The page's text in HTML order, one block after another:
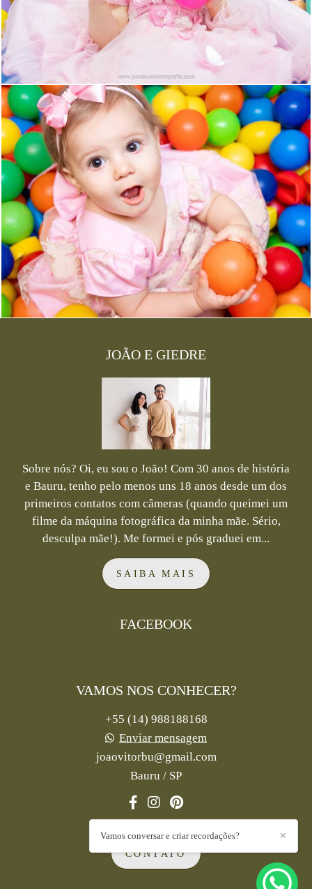
831 0
1725 6
JOÃO E GIEDRE
Sobre nós? Oi, eu sou o João! Com 30 anos de história
e Bauru, tenho pelo menos uns 18 anos desde um dos
primeiros contatos com câmeras (quando queimei um
filme da máquina fotográfica da minha mãe. Sério,
desculpa mãe!). Me formei e pós graduei em...
SAIBA MAIS
FACEBOOK
VAMOS NOS CONHECER?
+55 (14) 988188168
Enviar mensagem
joaovitorbu@gmail.com
Bauru / SP
CONTATO
✕
Vamos conversar e criar recordações?